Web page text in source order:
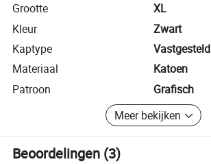
Grootte
XL
Kleur
Zwart
Kaptype
Vastgesteld
Materiaal
Katoen
Patroon
Grafisch
Meer bekijken
Beoordelingen (3)